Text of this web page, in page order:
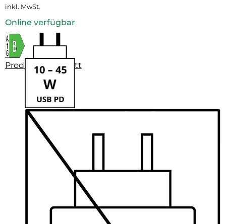
inkl. MwSt.
Online verfügbar
Produktdatenblatt